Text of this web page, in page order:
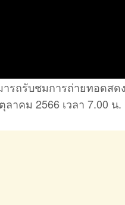
ารถรับชมการถ่ายทอดสด
ลาคม 2566 เวลา 7.00 น